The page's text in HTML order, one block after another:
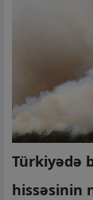
Türkiyədə
hissəsinin